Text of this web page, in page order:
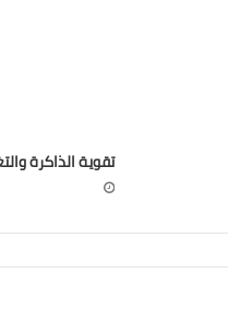
تقوية الذاكرة